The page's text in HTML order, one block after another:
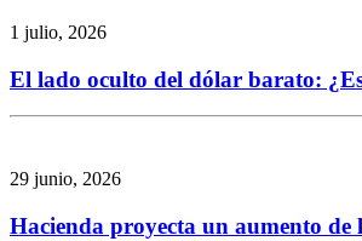
1 julio, 2026
El lado oculto del dólar barato:
29 junio, 2026
Hacienda proyecta un aumento de